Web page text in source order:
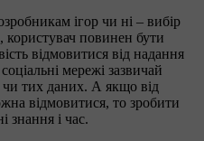
ігор чи ні – вибір
повинен бути
відмовитися від надання
мережі зазвичай
тих даних. А якщо від
відмовитися, то зробити
знання і час.